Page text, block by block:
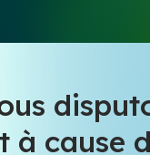
à cause